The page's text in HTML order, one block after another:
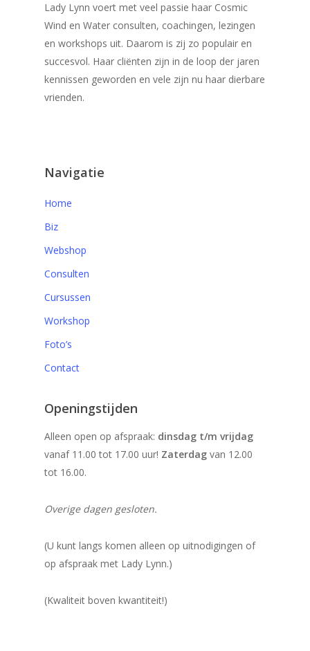
Lady Lynn voert met veel passie haar Cosmic
Wind en Water consulten, coachingen, lezingen
en workshops uit. Daarom is zij zo populair en
succesvol. Haar cliënten zijn in de loop der jaren
kennissen geworden en vele zijn nu haar dierbare
vrienden.
Navigatie
Home
Biz
Webshop
Consulten
Cursussen
Workshop
Foto’s
Contact
Openingstijden
Alleen open op afspraak: dinsdag t/m vrijdag
vanaf 11.00 tot 17.00 uur! Zaterdag van 12.00
tot 16.00.
Overige dagen gesloten.
(U kunt langs komen alleen op uitnodigingen of
op afspraak met Lady Lynn.)
(Kwaliteit boven kwantiteit!)